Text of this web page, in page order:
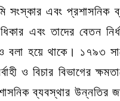
সংস্কার এবং প্রশাসনিক
এবং তাদের বেতন
বলা হয়ে থাকে। ১৭৯৩
ও বিচার বিভাগের
ব্যবস্থার উন্নতির